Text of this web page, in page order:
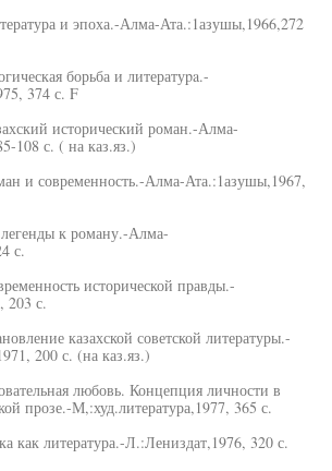
и эпоха.-Алма-Ата.:1азушы,1966,272
борьба и литератуpa.-
374 с. F
исторический роман.-Алма-
108 с. ( на каз.яз.)
и современность.-Алма-Ата.:1азушы,1967,
к роману.-Алма-
с.
исторической правды.-
с.
казахской советской литературы.-
200 с. (на каз.яз.)
любовь. Концепция личности в
прозе.-М,:худ.литература,1977, 365 с.
как литература.-Л.:Лениздат,1976, 320 с.